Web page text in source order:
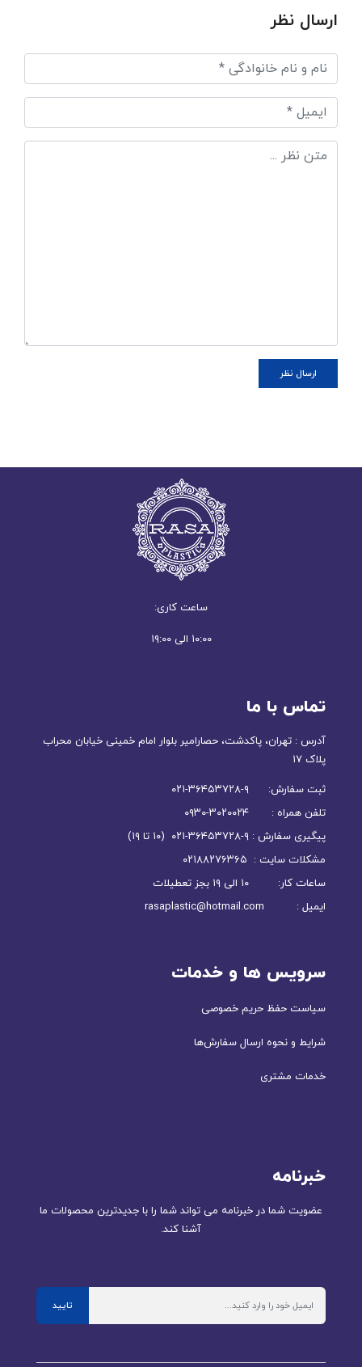
ارسال نظر
ساعت کاری:
۱۰:۰۰ الی ۱۹:۰۰
تماس با ما
آدرس : تهران، پاکدشت، حصارامیر بلوار امام خمینی خیابان محراب
پلاک ۱۷
ثبت سفارش: ۹-۳۶۴۵۳۷۲۸-۰۲۱
تلفن همراه : ۳۰۲۰۰۲۴-۰۹۳۰
پیگیری سفارش : ۹-۳۶۴۵۳۷۲۸-۰۲۱ (۱۰ تا ۱۹)
مشکلات سایت : ۰۲۱۸۸۲۷۶۳۶۵
ساعات کار: ۱۰ الی ۱۹ بجز تعطیلات
ایمیل : rasaplastic@hotmail.com
سرویس ها و خدمات
سیاست حفظ حریم خصوصی
شرایط و نحوه ارسال سفارش‌ها
خدمات مشتری
خبرنامه
عضویت شما در خبرنامه می تواند شما را با جدیدترین محصولات ما
آشنا کند.
تایید